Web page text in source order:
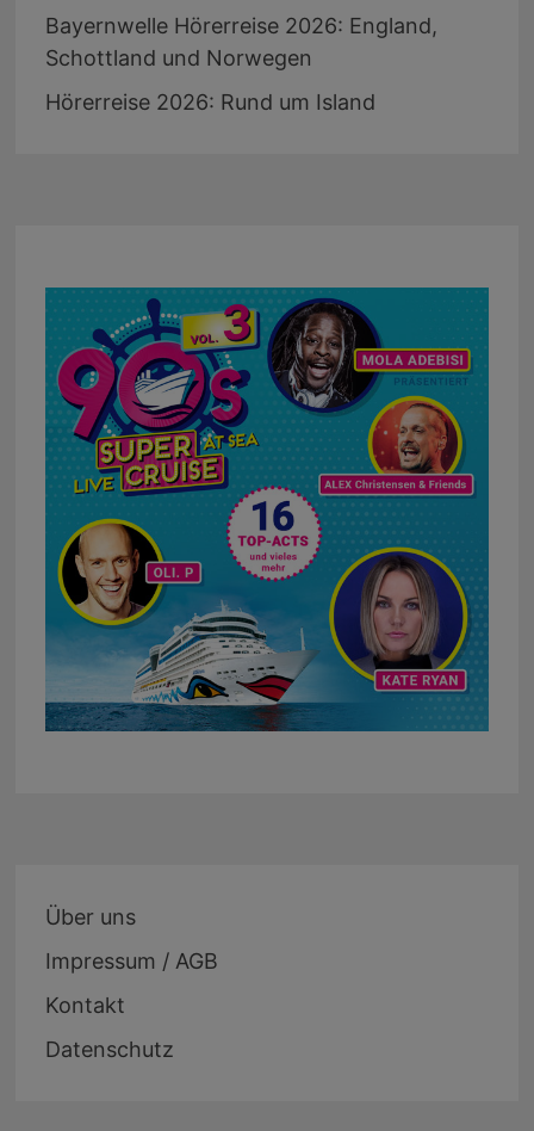
Bayernwelle Hörerreise 2026: England,
Schottland und Norwegen
Hörerreise 2026: Rund um Island
Über uns
Impressum / AGB
Kontakt
Datenschutz